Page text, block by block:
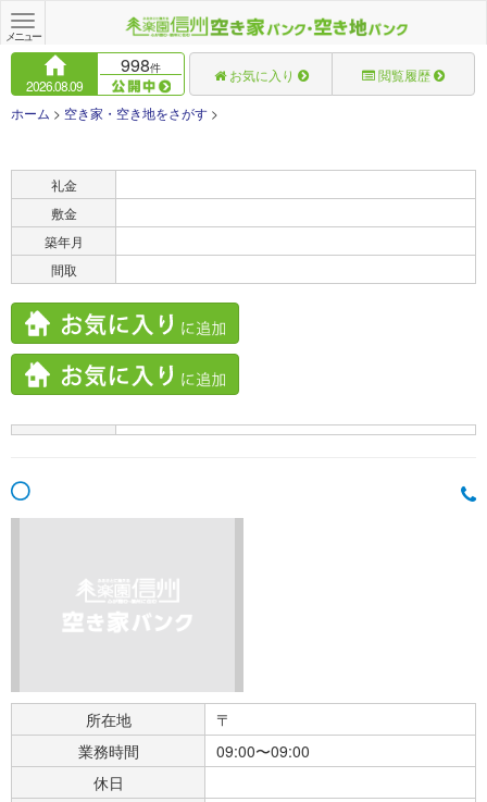
Toggle
navigation
メニュー
2026.08.09
998件 お気に入り 閲覧履歴
ホーム > 空き家・空き地をさがす >
礼金
敷金
築年月
間取
所在地
〒
業務時間
09:00〜09:00
休日